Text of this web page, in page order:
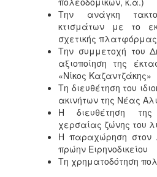
Την ανάγκη
κτισμάτων με το
σχετικής πλατφόρμας
Την συμμετοχή του
αξιοποίηση της
«Νίκος Καζαντζάκης»
Τη διευθέτηση του
ακινήτων της Νέας
Η διευθέτηση
χερσαίας ζώνης του
Η παραχώρηση στον
πρώην Ειρηνοδικείου
Τη χρηματοδότηση